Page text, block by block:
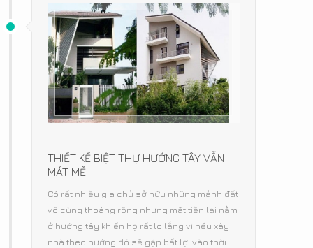
THIẾT KẾ BIỆT THỰ HƯỚNG TÂY VẪN
MÁT MẺ
Có rất nhiều gia chủ sở hữu những mảnh đất
vô cùng thoáng rộng nhưng mặt tiền lại nằm
ở hướng tây khiến họ rất lo lắng vì nếu xây
nhà theo hướng đó sẽ gặp bất lợi vào thời